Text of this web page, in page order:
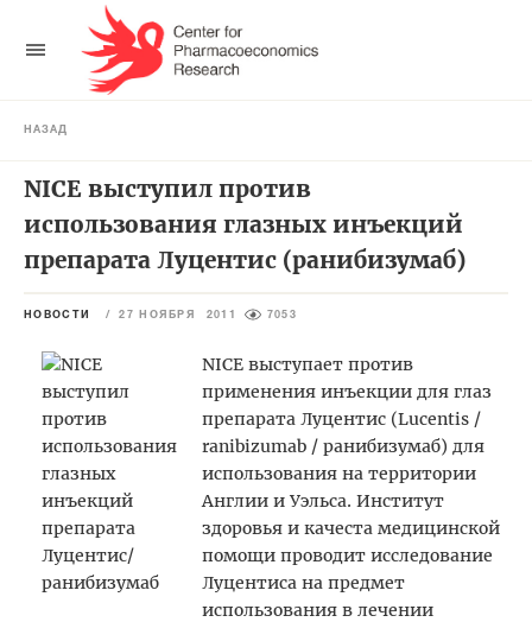
НАЗАД
NICE выступил против
использования глазных инъекций
препарата Луцентис (ранибизумаб)
НОВОСТИ / 27 НОЯБРЯ 2011 7053
NICE выступает против
применения инъекции для глаз
препарата Луцентис (Lucentis /
ranibizumab / ранибизумаб) для
использования на территории
Англии и Уэльса. Институт
здоровья и качеста медицинской
помощи проводит исследование
Луцентиса на предмет
использования в лечении